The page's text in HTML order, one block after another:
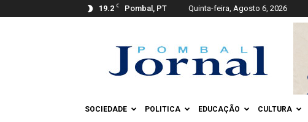
19.2 C Pombal, PT Quinta-feira, Agosto 6, 2026
Jornal
SOCIEDADE POLITICA EDUCAÇÃO CULTURA